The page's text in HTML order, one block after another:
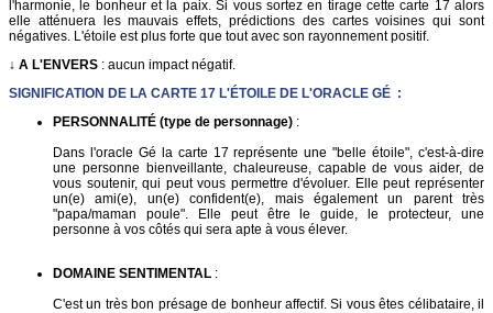
l'harmonie, le bonheur et la paix. Si vous sortez en tirage cette carte 17 alors
elle atténuera les mauvais effets, prédictions des cartes voisines qui sont
négatives. L'étoile est plus forte que tout avec son rayonnement positif.
↓ A L'ENVERS : aucun impact négatif.
SIGNIFICATION DE LA CARTE 17 L'ÉTOILE DE L'ORACLE GÉ :
PERSONNALITÉ (type de personnage) :
Dans l'oracle Gé la carte 17 représente une "belle étoile", c'est-à-dire
une personne bienveillante, chaleureuse, capable de vous aider, de
vous soutenir, qui peut vous permettre d'évoluer. Elle peut représenter
un(e) ami(e), un(e) confident(e), mais également un parent très
"papa/maman poule". Elle peut être le guide, le protecteur, une
personne à vos côtés qui sera apte à vous élever.
DOMAINE SENTIMENTAL :
C'est un très bon présage de bonheur affectif. Si vous êtes célibataire, il